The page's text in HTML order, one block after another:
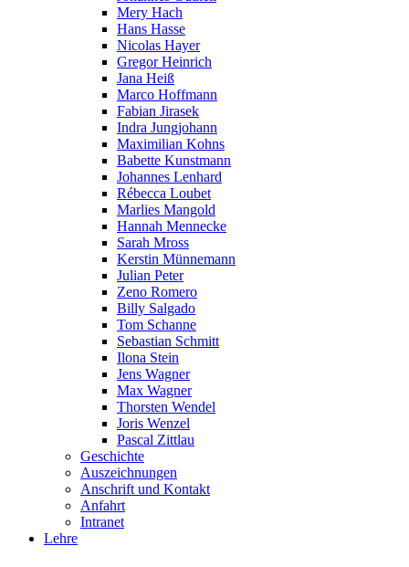
Mery Hach
Hans Hasse
Nicolas Hayer
Gregor Heinrich
Jana Heiß
Marco Hoffmann
Fabian Jirasek
Indra Jungjohann
Maximilian Kohns
Babette Kunstmann
Johannes Lenhard
Rébecca Loubet
Marlies Mangold
Hannah Mennecke
Sarah Mross
Kerstin Münnemann
Julian Peter
Zeno Romero
Billy Salgado
Tom Schanne
Sebastian Schmitt
Ilona Stein
Jens Wagner
Max Wagner
Thorsten Wendel
Joris Wenzel
Pascal Zittlau
Geschichte
Auszeichnungen
Anschrift und Kontakt
Anfahrt
Intranet
Lehre